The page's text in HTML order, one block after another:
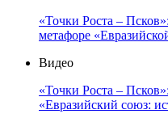
«Точки Роста –
метафоре
Видео
«Точки Роста –
«Евразийский союз: